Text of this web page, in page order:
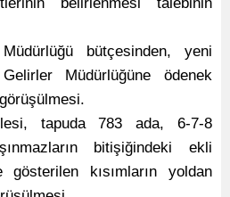
bütçesinden, yeni
Müdürlüğüne ödenek
tapuda 783 ada, 6-7-8
bitişiğindeki ekli
kısımların yoldan